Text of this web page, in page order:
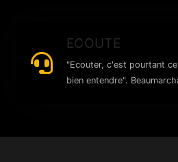
ECOUTE
"Ecouter, c'est pourtant
bien entendre".